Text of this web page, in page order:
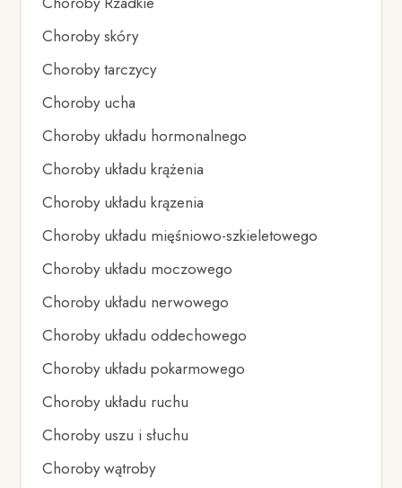
Choroby skóry
Choroby tarczycy
Choroby ucha
Choroby układu hormonalnego
Choroby układu krążenia
Choroby układu krązenia
Choroby układu mięśniowo-szkieletowego
Choroby układu moczowego
Choroby układu nerwowego
Choroby układu oddechowego
Choroby układu pokarmowego
Choroby układu ruchu
Choroby uszu i słuchu
Choroby wątroby